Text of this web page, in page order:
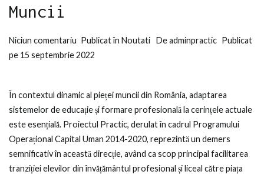
Muncii
Niciun comentariu la
Proiectul
Utilității
Sistemelor
de
Educație
și
Formare
Publicat înNoutati Deadminpractic Publicat
pe 15 septembrie 2022
În contextul dinamic al pieței muncii din România, adaptarea
sistemelor de educație și formare profesională la cerințele actuale
este esențială. Proiectul Practic, derulat în cadrul Programului
Operațional Capital Uman 2014-2020, reprezintă un demers
semnificativ în această direcție, având ca scop principal facilitarea
tranziției elevilor din învățământul profesional și liceal către piața